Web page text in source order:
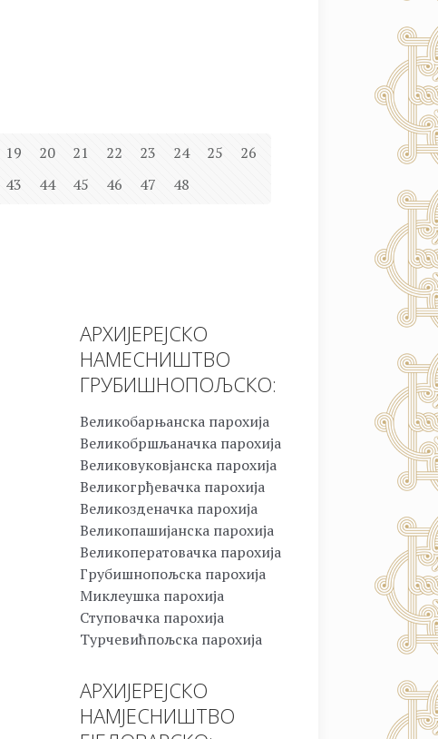
19 20 21 22 23 24 25
26
43 44 45 46 47
48
АРХИЈЕРЕЈСКО
НАМЕСНИШТВО
ГРУБИШНОПОЉСКО:
Великобарњанска парохија
Великобршљаначка парохија
Великовуковјанска парохија
Великогрђевачка парохија
Великозденачка парохија
Великопашијанска парохија
Великоператовачка парохија
Грубишнопољска парохија
Миклеушка парохија
Ступовачка парохија
Турчевићпољска парохија
АРХИЈЕРЕЈСКО
НАМЈЕСНИШТВО